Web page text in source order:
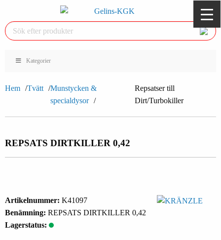
Kategorier
Hem Tvätt
Munstycken &
specialdysor
Repsatser till
Dirt/Turbokiller
REPSATS DIRTKILLER 0,42
Artikelnummer: K41097
Benämning: REPSATS DIRTKILLER 0,42
Lagerstatus: